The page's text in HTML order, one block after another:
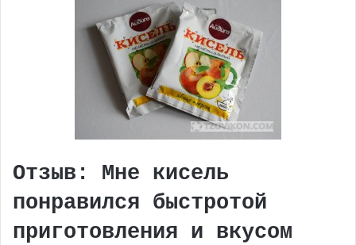
Отзыв: Мне кисель
понравился быстротой
приготовления и вкусом